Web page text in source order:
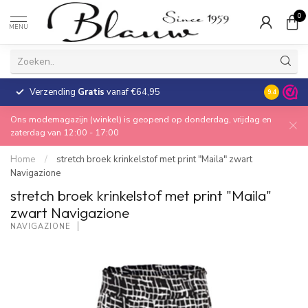
MENU
0
Verzending Gratis vanaf €64,95 30 dagen
9.4
Ons modemagazijn (winkel) is geopend op donderdag, vrijdag en
zaterdag van 12:00 - 17:00
Home /
stretch broek krinkelstof met print "Maila" zwart
Navigazione
stretch broek krinkelstof met print "Maila"
zwart Navigazione
NAVIGAZIONE